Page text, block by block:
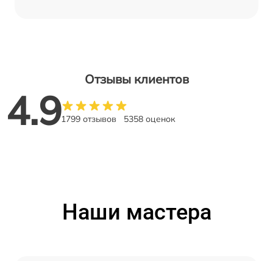
Отзывы клиентов
4.91799 отзывов 5358 оценок
Наши мастера